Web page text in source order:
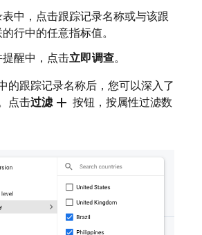
中，点击跟踪记录名称或与该跟
行中的任意指标值。
醒中，点击立即调查。
的跟踪记录名称后，您可以深入了
点击过滤add 按钮，按属性过滤数